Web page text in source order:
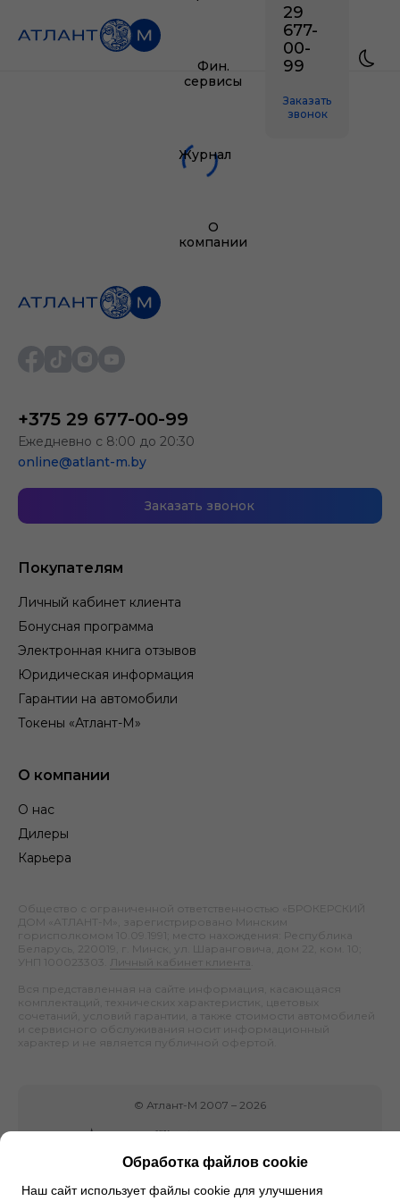
Фин.
сервисы
Журнал
О
компании
29
677-
00-
99
Заказать
звонок
Покупателям
Личный кабинет клиента
Бонусная программа
Электронная книга отзывов
Юридическая информация
Гарантии на автомобили
Токены «Атлант-М»
О компании
О нас
Дилеры
Карьера
+375 29 677-00-99
Ежедневно с 8:00 до 20:30
online@atlant-m.by
Заказать звонок
Общество с ограниченной ответственностью «БРОКЕРСКИЙ
ДОМ «АТЛАНТ-М», зарегистрировано Минским
горисполкомом 10.09.1991; место нахождения: Республика
Беларусь, 220019, г. Минск, ул. Шаранговича, дом 22, ком. 10;
УНП 100023303.
Личный кабинет клиента
Вся представленная на сайте информация, касающаяся
комплектаций, технических характеристик, цветовых
сочетаний, условий гарантии, а также стоимости автомобилей
и сервисного обслуживания носит информационный
характер и не является публичной офертой.
© Атлант-М 2007 – 2026
Обработка файлов cookie
Наш сайт использует файлы cookie для улучшения